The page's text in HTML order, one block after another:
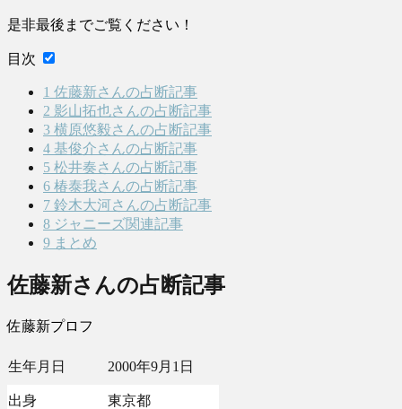
是非最後までご覧ください！
目次
1 佐藤新さんの占断記事
2 影山拓也さんの占断記事
3 横原悠毅さんの占断記事
4 基俊介さんの占断記事
5 松井奏さんの占断記事
6 椿泰我さんの占断記事
7 鈴木大河さんの占断記事
8 ジャニーズ関連記事
9 まとめ
佐藤新さんの占断記事
佐藤新プロフ
生年月日 2000年9月1日
出身 東京都